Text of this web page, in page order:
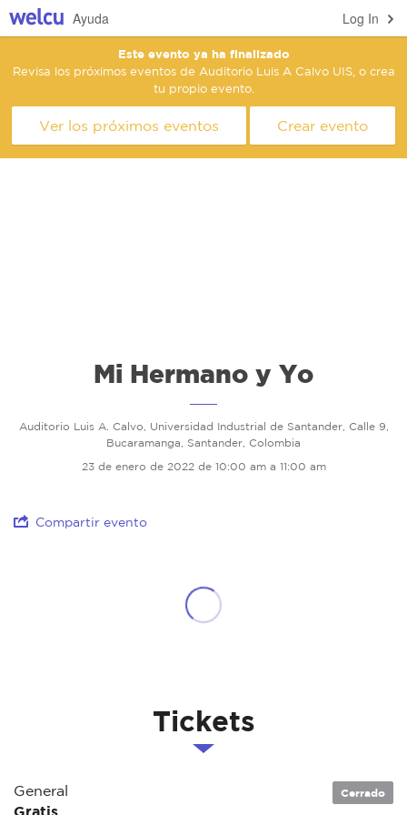
Log In
Ayuda
Este evento ya ha finalizado
Revisa los próximos eventos de Auditorio Luis A Calvo UIS, o crea
tu propio evento.
Ver los próximos eventos Crear evento
Mi Hermano y Yo
Auditorio Luis A. Calvo, Universidad Industrial de Santander, Calle 9,
Bucaramanga, Santander, Colombia
23 de enero de 2022 de 10:00 am a 11:00 am
Compartir evento
Tickets
General
Gratis
Cerrado